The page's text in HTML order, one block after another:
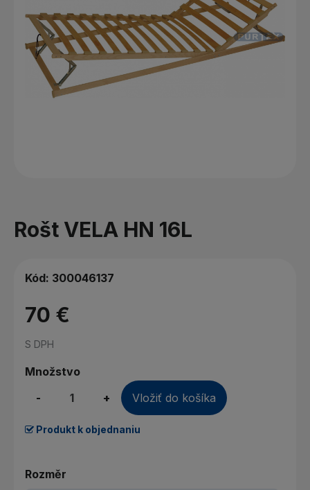
Rošt VELA HN 16L
Kód: 300046137
70 €
S DPH
Množstvo
-
+ Vložiť do košíka
Produkt k objednaniu
Rozměr